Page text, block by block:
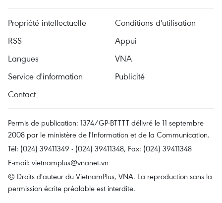
Propriété intellectuelle
Conditions d'utilisation
RSS
Appui
Langues
VNA
Service d'information
Publicité
Contact
Permis de publication: 1374/GP-BTTTT délivré le 11 septembre
2008 par le ministère de l'Information et de la Communication.
Tél: (024) 39411349 - (024) 39411348, Fax: (024) 39411348
E-mail: vietnamplus@vnanet.vn
© Droits d'auteur du VietnamPlus, VNA. La reproduction sans la
permission écrite préalable est interdite.